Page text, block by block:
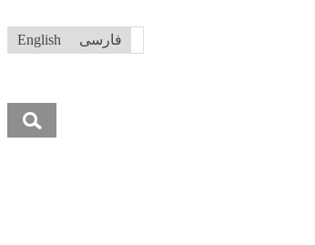
فارسی English